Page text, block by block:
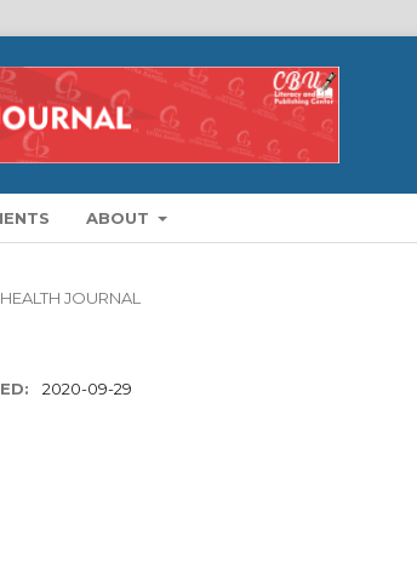
ABOUT
JOURNAL
2020-09-29